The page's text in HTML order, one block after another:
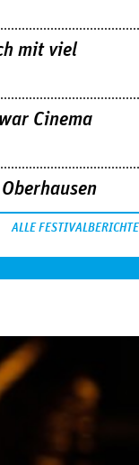
mit viel
Cinema
ALLE FESTIVALBERICHTE